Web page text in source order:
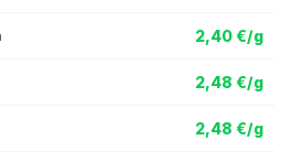
2,40 €/g
2,48 €/g
2,48 €/g